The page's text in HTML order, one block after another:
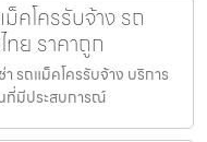
คโครรับจ้าง รถ
ทย ราคาถูก
า รถแม็คโครรับจ้าง บริการ
ที่มีประสบการณ์